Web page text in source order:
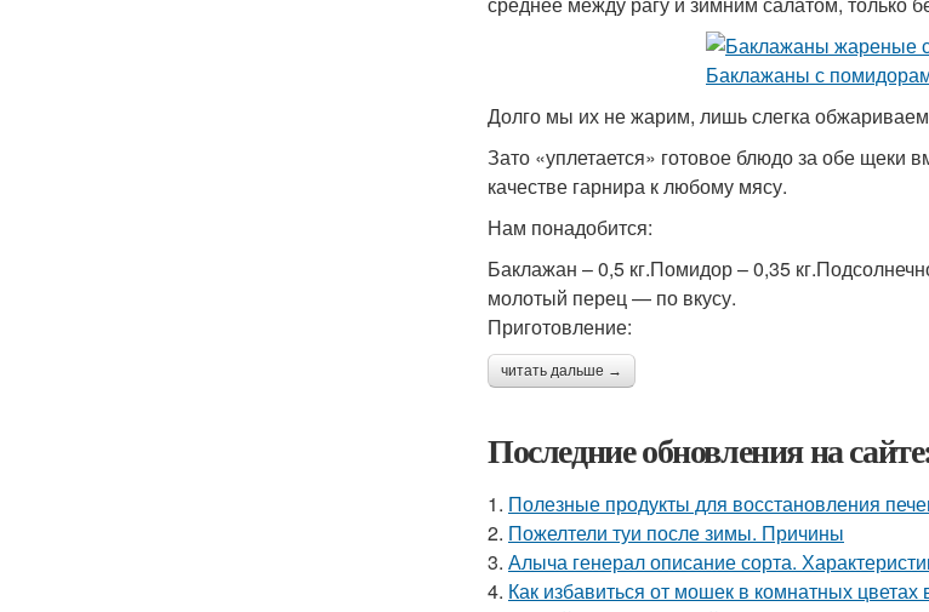
Долго мы их не жарим, лишь слегка
Зато «уплетается» готовое блюдо за обе щеки
качестве гарнира к любому мясу.
Нам понадобится:
Баклажан – 0,5 кг.Помидор – 0,35
молотый перец — по вкусу.
Приготовление:
читать дальше →
Последние обновления на
1. Полезные продукты для восстановления
2. Пожелтели туи после зимы. Причины
3. Алыча генерал описание сорта.
4. Как избавиться от мошек в комнатных